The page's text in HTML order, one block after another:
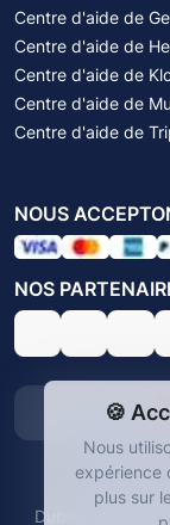
Centre d'aide de
Centre d'aide de
Centre d'aide de
Centre d'aide de
Centre d'aide de
NOUS
NOS
© Dublin
Dublin Tickets
🍪
Nous
expérience
plus sur